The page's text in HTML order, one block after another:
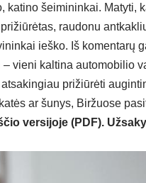
katino šeimininkai. Matyti,
raudonu
ieško. Iš komentarų
vieni kaltina automobilio
prižiūrėti
ar šunys, Biržuose
versijoje (PDF).